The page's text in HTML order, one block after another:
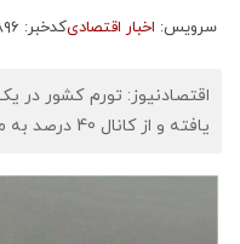
سرویس: اخبار اقتصادیکدخبر: ۷۰۲۸۹۶
یافته و از کانال 40 درصد به مرز 30 درصد رسیده است.